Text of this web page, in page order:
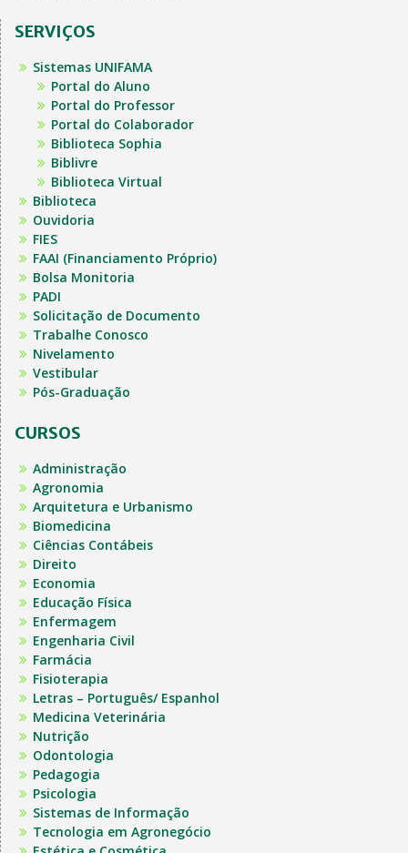
SERVIÇOS
Sistemas UNIFAMA
Portal do Aluno
Portal do Professor
Portal do Colaborador
Biblioteca Sophia
Biblivre
Biblioteca Virtual
Biblioteca
Ouvidoria
FIES
FAAI (Financiamento Próprio)
Bolsa Monitoria
PADI
Solicitação de Documento
Trabalhe Conosco
Nivelamento
Vestibular
Pós-Graduação
CURSOS
Administração
Agronomia
Arquitetura e Urbanismo
Biomedicina
Ciências Contábeis
Direito
Economia
Educação Física
Enfermagem
Engenharia Civil
Farmácia
Fisioterapia
Letras – Português/ Espanhol
Medicina Veterinária
Nutrição
Odontologia
Pedagogia
Psicologia
Sistemas de Informação
Tecnologia em Agronegócio